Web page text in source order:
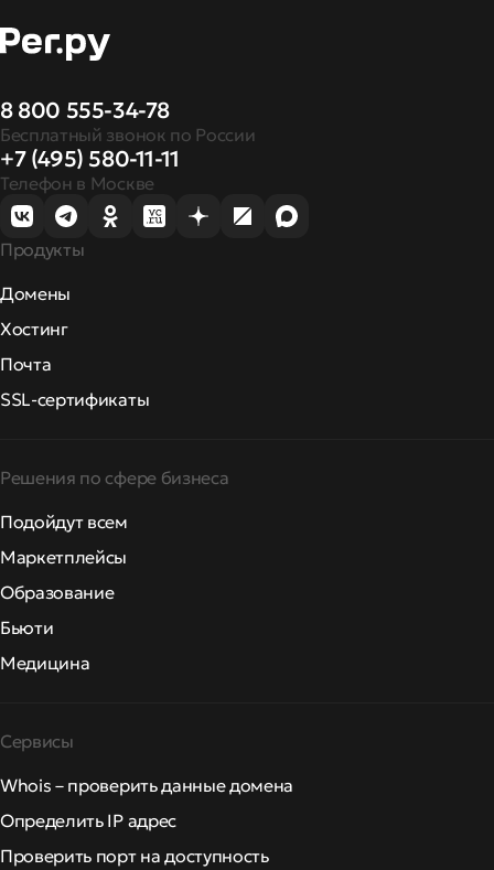
8 800 555-34-78
Бесплатный звонок по России
+7 (495) 580-11-11
Телефон в Москве
Продукты
Домены
Хостинг
Почта
SSL-сертификаты
Решения по сфере бизнеса
Подойдут всем
Маркетплейсы
Образование
Бьюти
Медицина
Сервисы
Whois – проверить данные домена
Определить IP адрес
Проверить порт на доступность